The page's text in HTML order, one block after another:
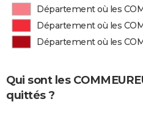
Département où les
Département où les
Département où les
Qui sont les
quittés ?